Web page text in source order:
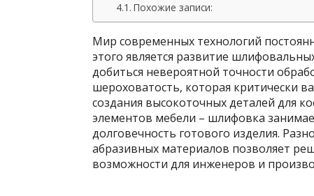
Похожие записи:
Мир современных технологий
этого является развитие
добиться невероятной точности
шероховатость, которая критически
создания высокоточных деталей для
элементов мебели – шлифовка
долговечность готового изделия.
абразивных материалов позволяет
возможности для инженеров и